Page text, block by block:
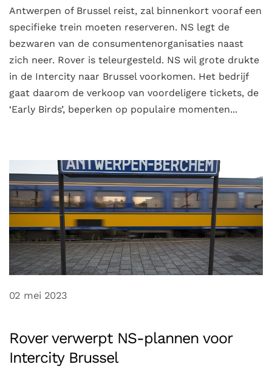
Antwerpen of Brussel reist, zal binnenkort vooraf een
specifieke trein moeten reserveren. NS legt de
bezwaren van de consumentenorganisaties naast
zich neer. Rover is teleurgesteld. NS wil grote drukte
in de Intercity naar Brussel voorkomen. Het bedrijf
gaat daarom de verkoop van voordeligere tickets, de
‘Early Birds’, beperken op populaire momenten...
02 mei 2023
Rover verwerpt NS-plannen voor
Intercity Brussel